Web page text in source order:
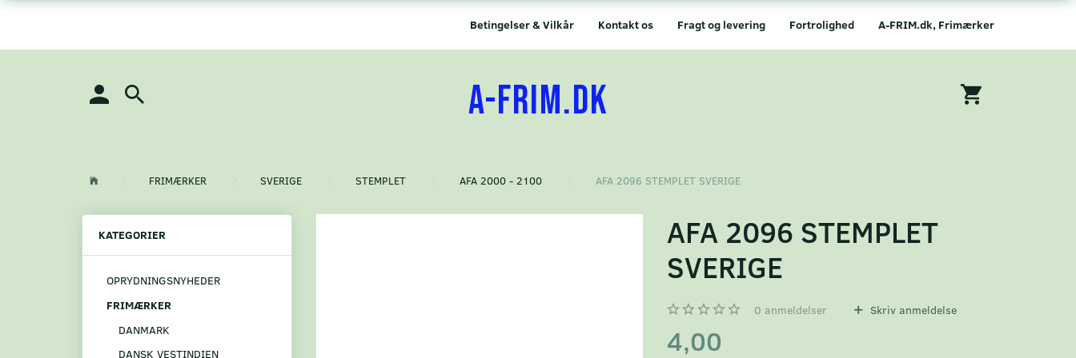
A-FRIM.dk, Frimærker
Fortrolighed
Fragt og levering
Kontakt os
Betingelser & Vilkår
A-FRIM.DK
FRIMÆRKER SVERIGE STEMPLET AFA 2000 - 2100 AFA 2096 STEMPLET SVERIGE
KATEGORIER
OPRYDNINGSNYHEDER
FRIMÆRKER
DANMARK
DANSK VESTINDIEN
AFA 2096 STEMPLET
SVERIGE
0 anmeldelser Skriv anmeldelse
4,00